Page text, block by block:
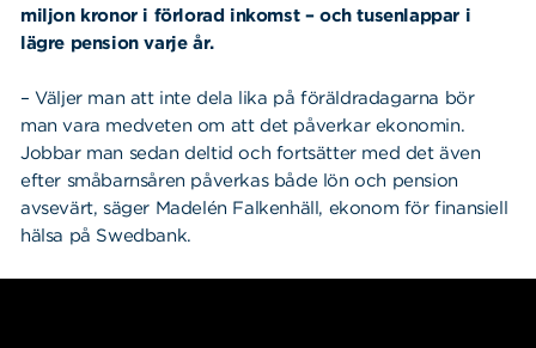
miljon kronor i förlorad inkomst – och tusenlappar i
lägre pension varje år.
– Väljer man att inte dela lika på föräldradagarna bör
man vara medveten om att det påverkar ekonomin.
Jobbar man sedan deltid och fortsätter med det även
efter småbarnsåren påverkas både lön och pension
avsevärt, säger Madelén Falkenhäll, ekonom för finansiell
hälsa på Swedbank.